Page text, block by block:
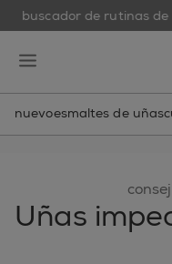
buscador de rutinas
nuevoesmaltes de uñas
Uñas